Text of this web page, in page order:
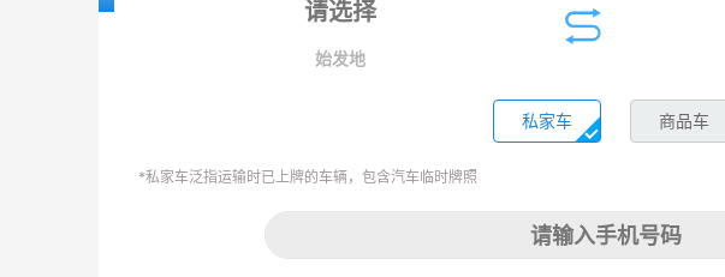
始发地
私家车 商品车
*私家车泛指运输时已上牌的车辆，包含汽车临时牌照